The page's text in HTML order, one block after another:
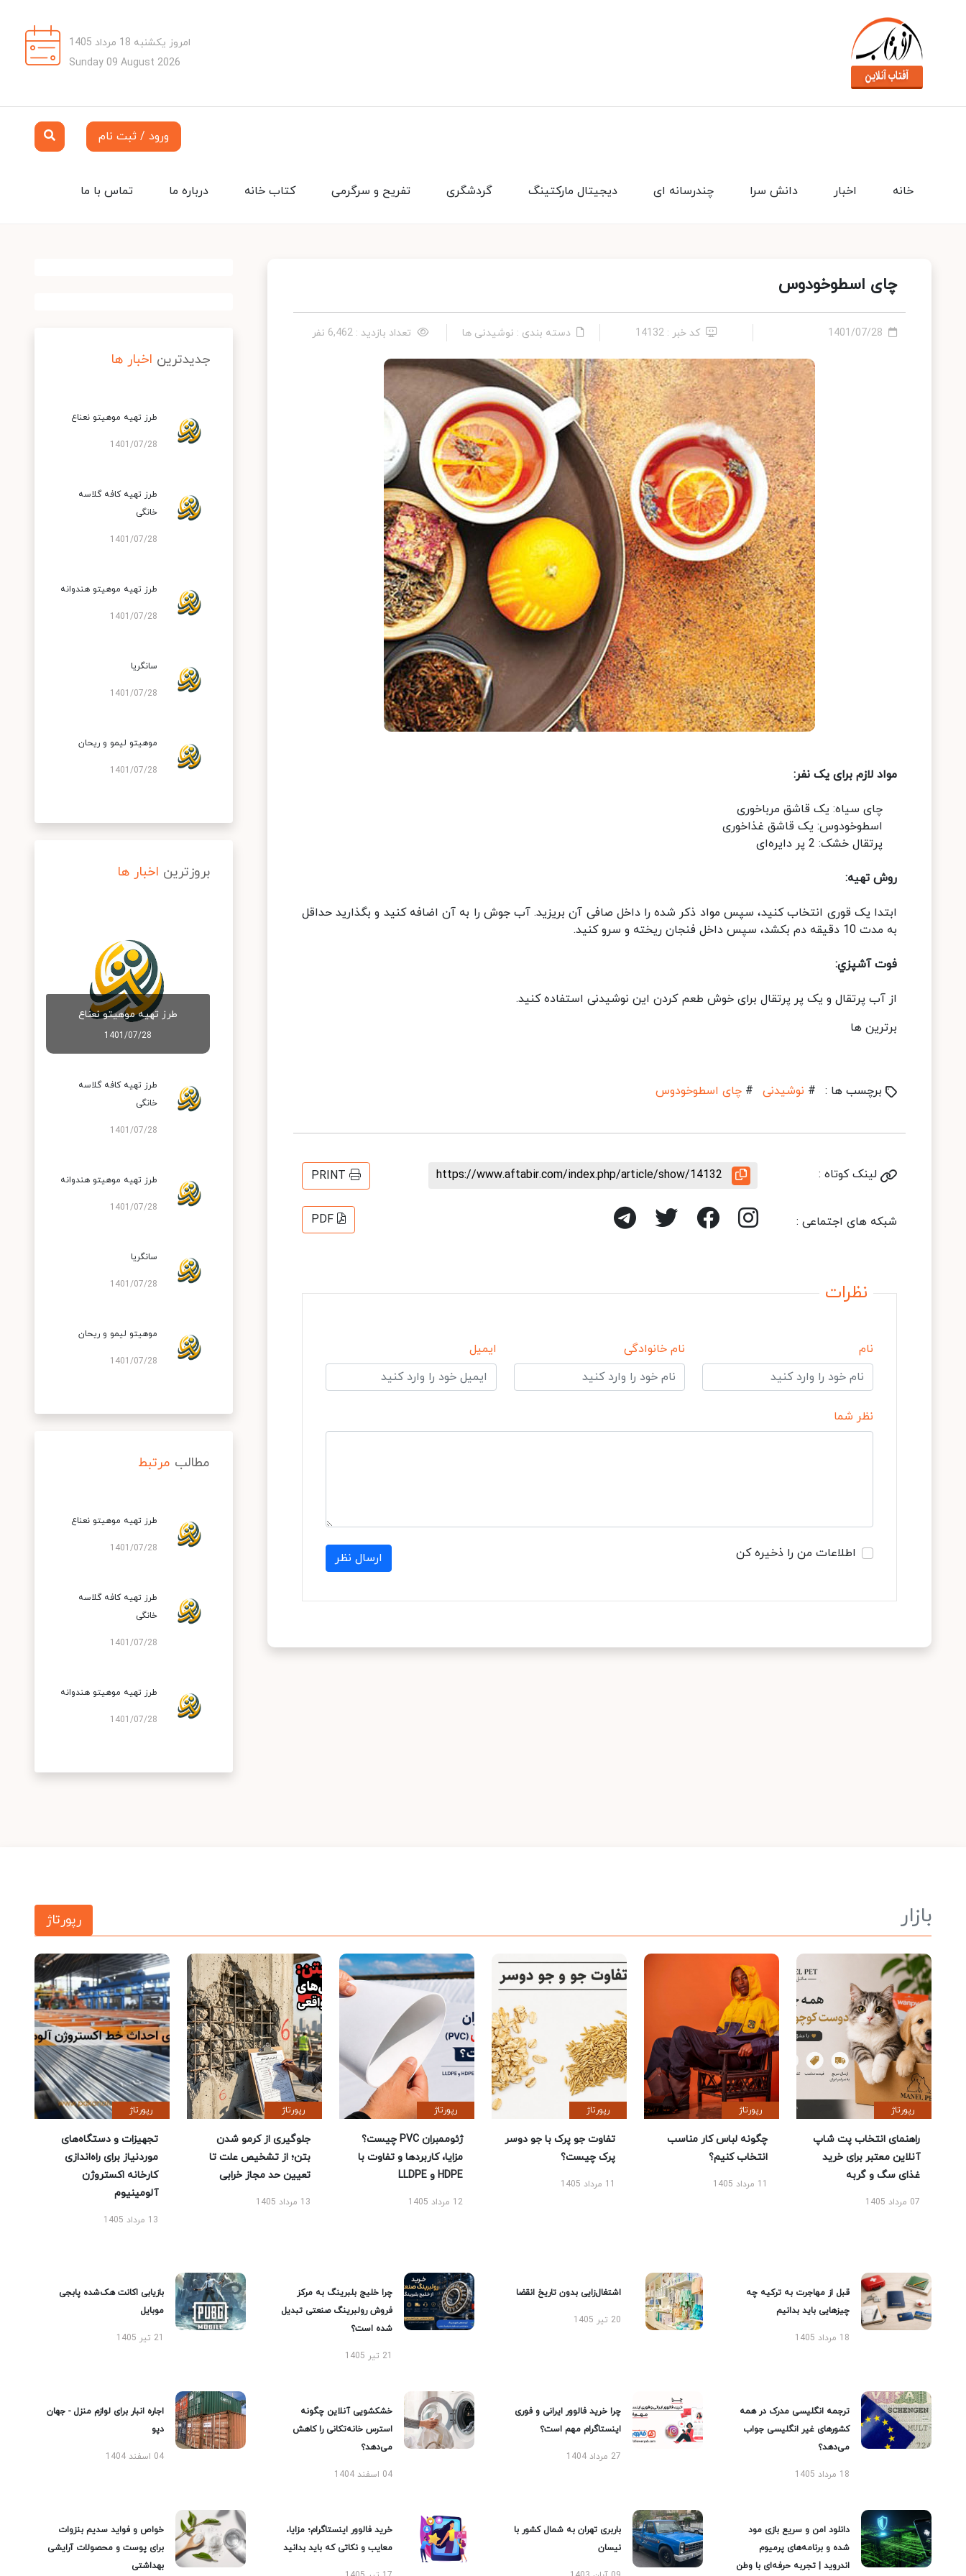
امروز یکشنبه 18 مرداد 1405
Sunday 09 August 2026
ورود / ثبت نام
تماس با ما درباره ما کتاب خانه تفریح و سرگرمی گردشگری دیجیتال مارکتینگ چندرسانه ای دانش سرا اخبار خانه
چای اسطوخودوس
1401/07/28 کد خبر : 14132 دسته بندی : نوشیدنی ها تعداد بازدید : 6,462 نفر
مواد لازم برای یک نفر:
چای سیاه: یک قاشق مرباخوری
اسطوخودوس: یک قاشق غذاخوری
پرتقال خشک: 2 پر دایره‌ای
روش تهيه:
ابتدا یک قوری انتخاب کنید، سپس مواد ذکر شده را داخل صافی آن بریزید. آب جوش را به آن اضافه کنید و بگذارید حداقل
به مدت 10 دقیقه دم بکشد، سپس داخل فنجان ریخته و سرو کنید.
فوت آشپزي:
از آب پرتقال و یک پر پرتقال برای خوش طعم کردن این نوشیدنی استفاده کنید.
برترین ها
برچسب ها : # نوشیدنی # چای اسطوخودوس
لینک کوتاه : https://www.aftabir.com/index.php/article/show/14132
PRINT
شبکه های اجتماعی : PDF
نظرات
نام نام خانوادگی ایمیل
نظر شما
اطلاعات من را ذخیره کن ارسال نظر
جدیدترین اخبار ها
طرز تهیه موهیتو نعناع
1401/07/28
طرز تهیه کافه گلاسه
خانگی
1401/07/28
طرز تهیه موهیتو هندوانه
1401/07/28
سانگریا
1401/07/28
موهیتو لیمو و ریحان
1401/07/28
بروزترین اخبار ها
طرز تهیه موهیتو نعناع
1401/07/28
طرز تهیه کافه گلاسه
خانگی
1401/07/28
طرز تهیه موهیتو هندوانه
1401/07/28
سانگریا
1401/07/28
موهیتو لیمو و ریحان
1401/07/28
مطالب مرتبط
طرز تهیه موهیتو نعناع
1401/07/28
طرز تهیه کافه گلاسه
خانگی
1401/07/28
طرز تهیه موهیتو هندوانه
1401/07/28
بازار رپورتاژ
رپورتاژ
راهنمای انتخاب پت شاپ
آنلاین معتبر برای خرید
غذای سگ و گربه
07 مرداد 1405
رپورتاژ
چگونه لباس کار مناسب
انتخاب کنیم؟
11 مرداد 1405
رپورتاژ
تفاوت جو پرک با جو دوسر
پرک چیست؟
11 مرداد 1405
رپورتاژ
ژئوممبران PVC چیست؟
مزایا، کاربردها و تفاوت با
HDPE و LLDPE
12 مرداد 1405
رپورتاژ
جلوگیری از کرمو شدن
بتن؛ از تشخیص علت تا
تعیین حد مجاز خرابی
13 مرداد 1405
رپورتاژ
تجهیزات و دستگاه‌های
موردنیاز برای راه‌اندازی
کارخانه اکستروژن
آلومینیوم
13 مرداد 1405
قبل از مهاجرت به ترکیه چه
چیزهایی باید بدانیم
18 مرداد 1405
اشتغال‌زایی بدون تاریخ انقضا
20 تیر 1405
چرا خلیج بلبرینگ به مرکز
فروش رولبرینگ صنعتی تبدیل
شده است؟
21 تیر 1405
بازیابی اکانت هک‌شده پابجی
موبایل
21 تیر 1405
ترجمه انگلیسی مدرک در همه
کشورهای غیر انگلیسی جواب
می‌دهد؟
18 مرداد 1405
چرا خرید فالوور ایرانی و فوری
اینستاگرام مهم است؟
27 مرداد 1404
خشکشویی آنلاین چگونه
استرس خانه‌تکانی را کاهش
می‌دهد؟
04 اسفند 1404
اجاره انبار برای لوازم منزل - جهان
دپو
04 اسفند 1404
دانلود امن و سریع بازی مود
شده و برنامه‌های پرمیوم
اندروید | تجربه حرفه‌ای با وطن
باربری تهران به شمال کشور با
نیسان
خرید فالوور اینستاگرام؛ مزایا،
معایب و نکاتی که باید بدانید
خواص و فواید سدیم بنزوات
برای پوست و محصولات آرایشی
بهداشتی